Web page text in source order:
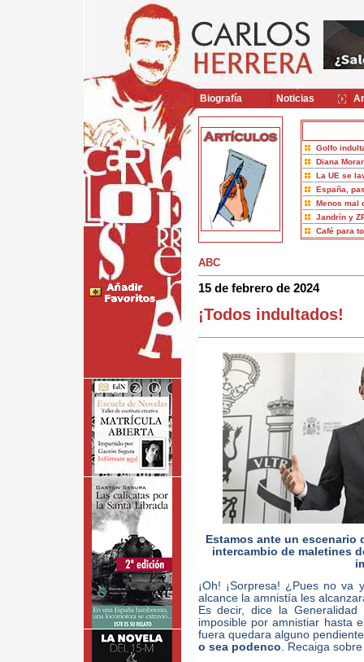
Golfo
Diana
La UE se
España,
Menos mal
Jandrín y
Café para
ABC
15 de febrero de 2024
¡Todos indultados!
Estamos ante un
intercambio de maletines
¡Oh! ¡Sorpresa! ¿Pues no
alcance la amnistía les
Es decir, dice la
imposible por amnistiar hasta
fuera quedara alguno
o sea podenco. Recaiga
Biografía Noticias